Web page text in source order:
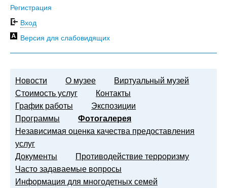
Регистрация
Вход
Версия для слабовидящих
Новости О музее
Виртуальный музей
Стоимость услуг
Контакты
График работы
Экспозиции
Программы
Фотогалерея
Независимая оценка качества предоставления
услуг
Документы
Противодействие терроризму
Часто задаваемые вопросы
Информация для многодетных семей